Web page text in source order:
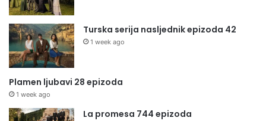
Turska serija nasljednik epizoda 42
1 week ago
Plamen ljubavi 28 epizoda
1 week ago
La promesa 744 epizoda